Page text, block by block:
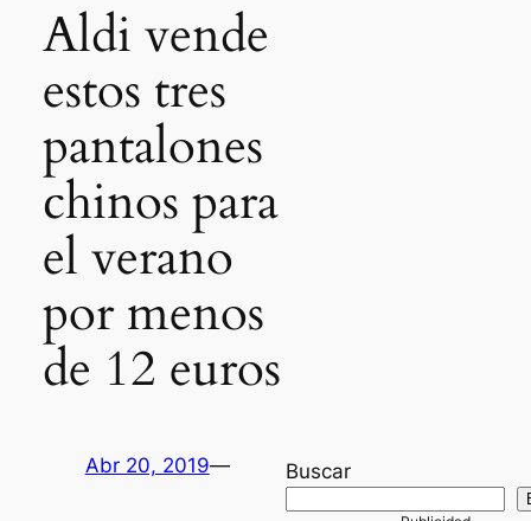
Aldi vende
estos tres
pantalones
chinos para
el verano
por menos
de 12 euros
Abr 20, 2019— Buscar